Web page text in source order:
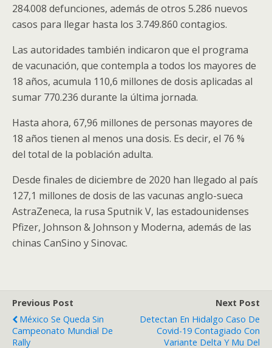
284.008 defunciones, además de otros 5.286 nuevos
casos para llegar hasta los 3.749.860 contagios.
Las autoridades también indicaron que el programa
de vacunación, que contempla a todos los mayores de
18 años, acumula 110,6 millones de dosis aplicadas al
sumar 770.236 durante la última jornada.
Hasta ahora, 67,96 millones de personas mayores de
18 años tienen al menos una dosis. Es decir, el 76 %
del total de la población adulta.
Desde finales de diciembre de 2020 han llegado al país
127,1 millones de dosis de las vacunas anglo-sueca
AstraZeneca, la rusa Sputnik V, las estadounidenses
Pfizer, Johnson & Johnson y Moderna, además de las
chinas CanSino y Sinovac.
Previous Post
México Se Queda Sin
Campeonato Mundial De
Rally
Next Post
Detectan En Hidalgo Caso De
Covid-19 Contagiado Con
Variante Delta Y Mu Del